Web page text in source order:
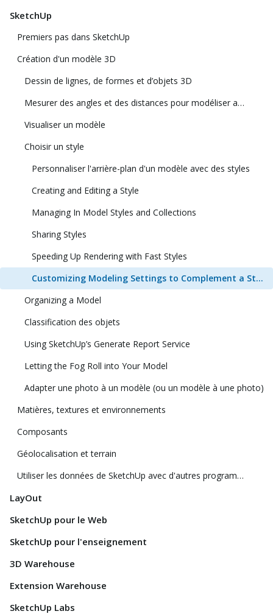
SketchUp
Premiers pas dans SketchUp
Création d'un modèle 3D
Dessin de lignes, de formes et d’objets 3D
Mesurer des angles et des distances pour modéliser avec précision
Visualiser un modèle
Choisir un style
Personnaliser l'arrière-plan d'un modèle avec des styles
Creating and Editing a Style
Managing In Model Styles and Collections
Sharing Styles
Speeding Up Rendering with Fast Styles
Customizing Modeling Settings to Complement a Style
Organizing a Model
Classification des objets
Using SketchUp’s Generate Report Service
Letting the Fog Roll into Your Model
Adapter une photo à un modèle (ou un modèle à une photo)
Matières, textures et environnements
Composants
Géolocalisation et terrain
Utiliser les données de SketchUp avec d'autres programmes ou outils de modélisation
LayOut
SketchUp pour le Web
SketchUp pour l'enseignement
3D Warehouse
Extension Warehouse
SketchUp Labs